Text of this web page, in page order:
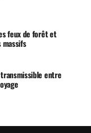
feux de forêt et
transmissible entre